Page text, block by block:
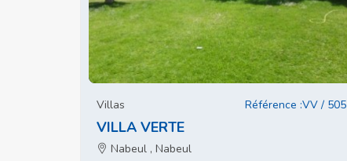
Villas Référence :VV / 505
VILLA VERTE
Nabeul , Nabeul